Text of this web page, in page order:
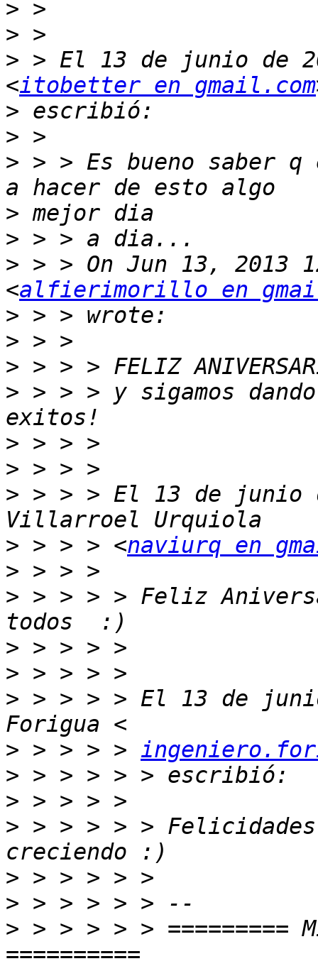
>
>
> > El 13 de junio de
<itobetter en gmail.com
>
>
> > > Es bueno saber
>
>
> > > On Jun 13,
<alfierimorillo en
>
>
>
> > > > y sigamos
>
>
> > > > El 13 de junio
> > > > <naviurq en
>
> > > > > Feliz
>
>
> > > > > El 13 de
> > > > >
>
>
> > > > > > Felicidades
>
>
> > > > > > =========